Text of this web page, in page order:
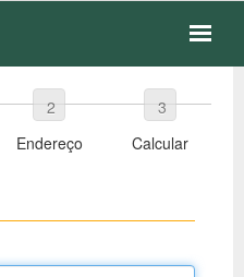
2
Endereço
3
Calcular